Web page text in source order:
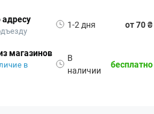
1-2 дня от 70 ₴
магазинов
в
В
наличии
бесплатно